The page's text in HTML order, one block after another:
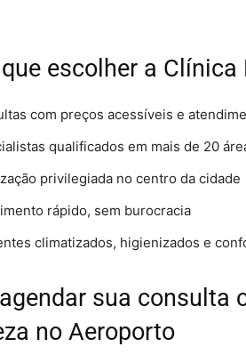
escolher a
com preços acessíveis e
qualificados em mais de 20
privilegiada no centro da cidade
rápido, sem burocracia
climatizados, higienizados e
sua consulta
no Aeroporto